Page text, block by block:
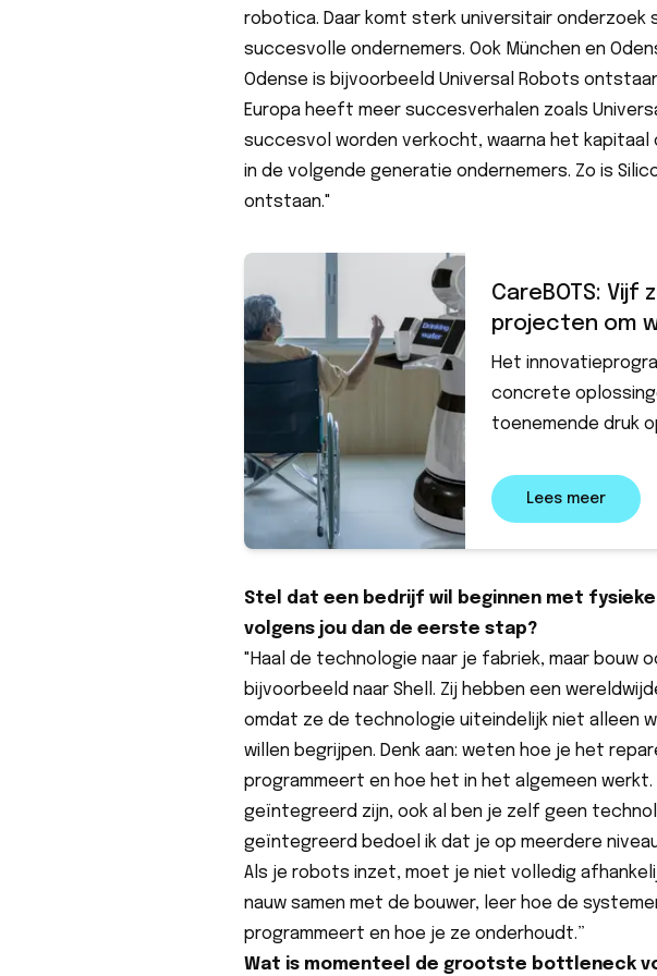
robotica. Daar komt sterk universitair onderzoek
succesvolle ondernemers. Ook München en
Odense is bijvoorbeeld Universal Robots
Europa heeft meer succesverhalen zoals
succesvol worden verkocht, waarna het
in de volgende generatie ondernemers. Zo is
ontstaan."
CareBOTS:
projecten om
Het
concrete
toenemende druk
Lees meer
Stel dat een bedrijf wil beginnen met
volgens jou dan de eerste stap?
"Haal de technologie naar je fabriek, maar bouw
bijvoorbeeld naar Shell. Zij hebben een
omdat ze de technologie uiteindelijk niet alleen
willen begrijpen. Denk aan: weten hoe je het
programmeert en hoe het in het algemeen
geïntegreerd zijn, ook al ben je zelf geen
geïntegreerd bedoel ik dat je op meerdere
Als je robots inzet, moet je niet volledig
nauw samen met de bouwer, leer hoe de
programmeert en hoe je ze onderhoudt.”
Wat is momenteel de grootste bottleneck